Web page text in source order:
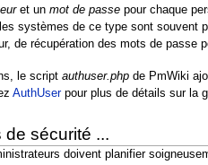
598301
598304
598305
et un mot de passepour chaque
systèmes de ce type sont souvent
de récupération des mots de passe
le script authuser.phpde PmWiki
AuthUserpour plus de détails sur la
de sécurité ...
doivent planifier